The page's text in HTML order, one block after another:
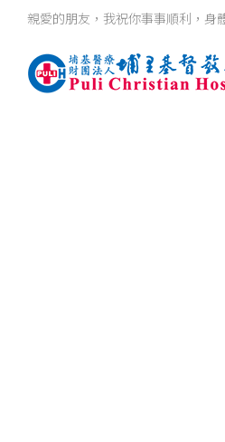
親愛的朋友，我祝你事事順利，身